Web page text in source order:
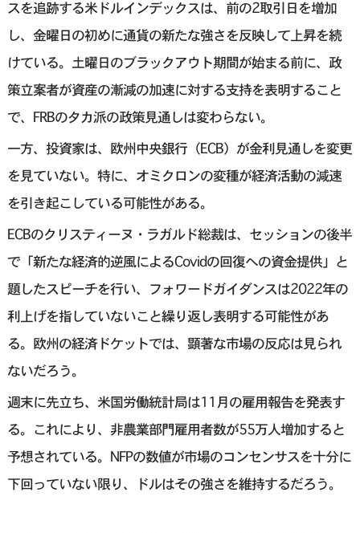
スを追跡する米ドルインデックスは、前の2取引日を増加
し、金曜日の初めに通貨の新たな強さを反映して上昇を続
けている。土曜日のブラックアウト期間が始まる前に、政
策立案者が資産の漸減の加速に対する支持を表明すること
で、FRBのタカ派の政策見通しは変わらない。
一方、投資家は、欧州中央銀行（ECB）が金利見通しを変更
を見ていない。特に、オミクロンの変種が経済活動の減速
を引き起こしている可能性がある。
ECBのクリスティーヌ・ラガルド総裁は、セッションの後半
で「新たな経済的逆風によるCovidの回復への資金提供」と
題したスピーチを行い、フォワードガイダンスは2022年の
利上げを指していないこと繰り返し表明する可能性があ
る。欧州の経済ドケットでは、顕著な市場の反応は見られ
ないだろう。
週末に先立ち、米国労働統計局は11月の雇用報告を発表す
る。これにより、非農業部門雇用者数が55万人増加すると
予想されている。NFPの数値が市場のコンセンサスを十分に
下回っていない限り、ドルはその強さを維持するだろう。